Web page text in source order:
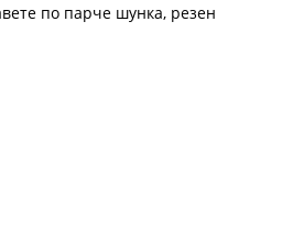
по парче шунка, резен